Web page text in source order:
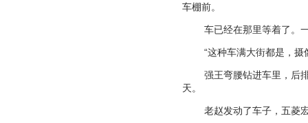
车棚前。
车已经在那里等着了。
“这种车满大街都是，摄
强王弯腰钻进车里，后
天。
老赵发动了车子，五菱